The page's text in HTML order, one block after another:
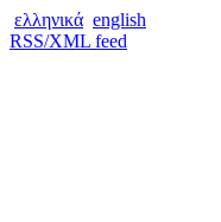
ελληνικά english
RSS/XML feed